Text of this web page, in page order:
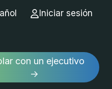
Show submenu for
Iniciar sesión
con un ejecutivo
→